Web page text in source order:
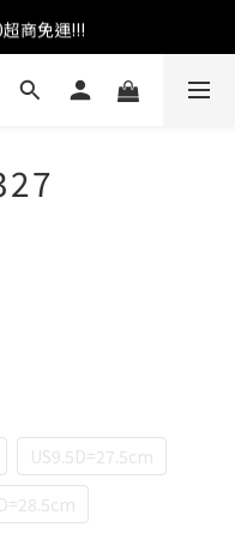
元購物金
商免運!!!
元購物金
US9.5D=27.5cm